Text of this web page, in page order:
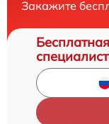
Закажите